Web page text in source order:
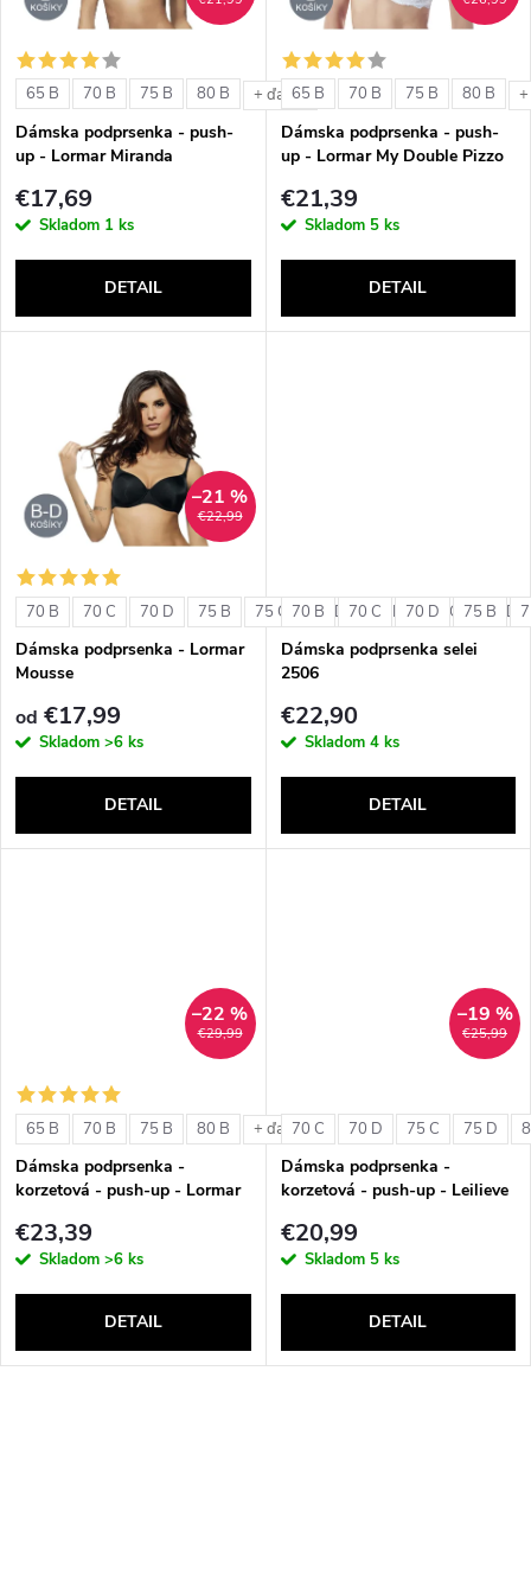
i
e
p
r
d
t
o
v
i
s
p
r
o
d
t
o
v
65 B 70 B 75 B 80 B + ďalšie
Dámska podprsenka - push-
up - Lormar Miranda
€17,69
Skladom 1 ks
DETAIL
65 B 70 B 75 B 80 B
Dámska podprsenka - push-
up - Lormar My Double Pizzo
€21,39
Skladom 5 ks
DETAIL
€22,99
–21 %
70 B 70 C 70 D 75 B 75 C 75 D 80 B 80 C 80 D
Dámska podprsenka - Lormar
Mousse
od €17,99
Skladom >6 ks
DETAIL
70 B 70 C 70 D 75 B
Dámska podprsenka selei
2506
€22,90
Skladom 4 ks
DETAIL
€29,99
–22 %
65 B 70 B 75 B 80 B + ďalšie
Dámska podprsenka -
korzetová - push-up - Lormar
€23,39
Skladom >6 ks
DETAIL
€25,99
–19 %
70 C 70 D 75 C 75 D
Dámska podprsenka -
korzetová - push-up - Leilieve
€20,99
Skladom 5 ks
DETAIL